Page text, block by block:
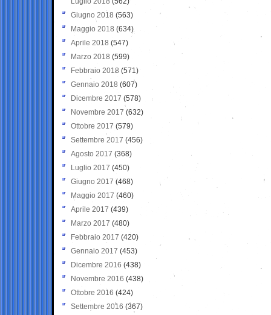
Giugno 2018 (563)
Maggio 2018 (634)
Aprile 2018 (547)
Marzo 2018 (599)
Febbraio 2018 (571)
Gennaio 2018 (607)
Dicembre 2017 (578)
Novembre 2017 (632)
Ottobre 2017 (579)
Settembre 2017 (456)
Agosto 2017 (368)
Luglio 2017 (450)
Giugno 2017 (468)
Maggio 2017 (460)
Aprile 2017 (439)
Marzo 2017 (480)
Febbraio 2017 (420)
Gennaio 2017 (453)
Dicembre 2016 (438)
Novembre 2016 (438)
Ottobre 2016 (424)
Settembre 2016 (367)